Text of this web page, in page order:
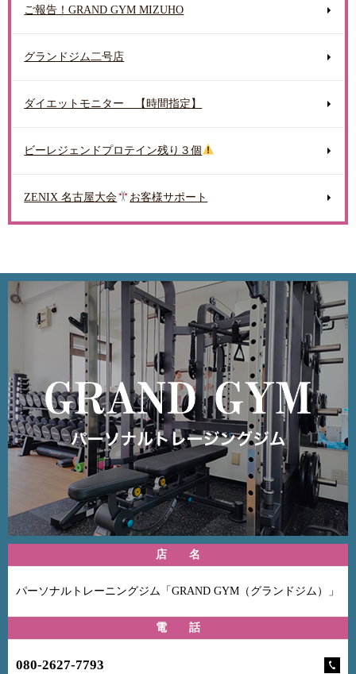
ご報告！GRAND GYM MIZUHO
グランドジム二号店
ダイエットモニター 【時間指定】
ビーレジェンドプロテイン残り３個
ZENIX 名古屋大会 お客様サポート
店 名
パーソナルトレーニングジム「GRAND GYM（グランドジム）」
電 話
080-2627-7793